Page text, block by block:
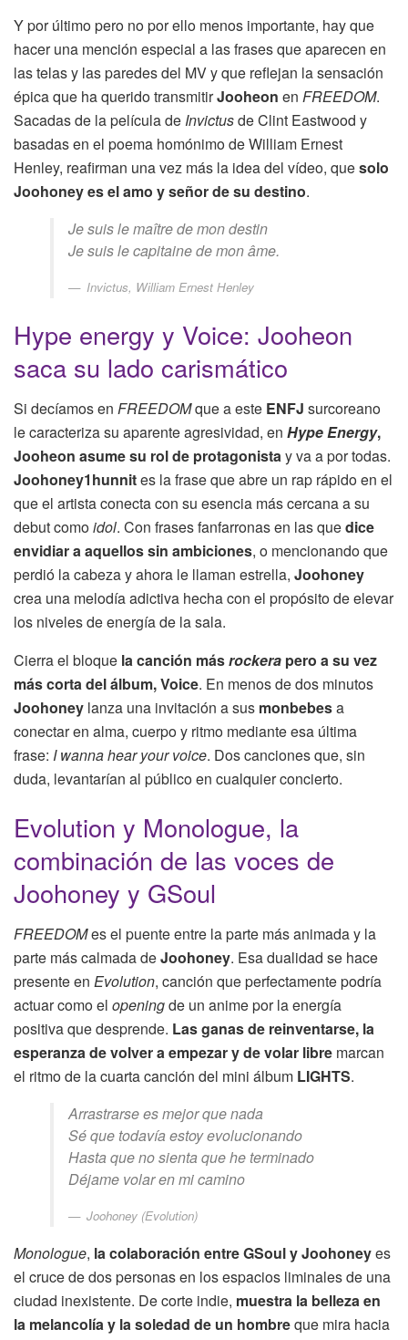
Y por último pero no por ello menos importante, hay que
hacer una mención especial a las frases que aparecen en
las telas y las paredes del MV y que reflejan la sensación
épica que ha querido transmitirJooheon en FREEDOM.
Sacadas de la película de Invictusde Clint Eastwood y
basadas en el poema homónimo de William Ernest
Henley, reafirman una vez más la idea del vídeo, quesolo
Joohoney es el amo y señor de su destino.
Je suis le maître de mon destin
Je suis le capitaine de mon âme.
Invictus, William Ernest Henley
Hype energy y Voice: Jooheon
saca su lado carismático
Si decíamos en FREEDOMque a este ENFJ surcoreano
le caracteriza su aparente agresividad, en Hype Energy,
Jooheon asume su rol de protagonistay va a por todas.
Joohoney1hunnites la frase que abre un rap rápido en el
que el artista conecta con su esencia más cercana a su
debut comoidol. Con frases fanfarronas en las quedice
envidiar a aquellos sin ambiciones, o mencionando que
perdió la cabeza y ahora le llaman estrella, Joohoney
crea una melodía adictiva hecha con el propósito de elevar
los niveles de energía de la sala.
Cierra el bloque la canción másrockera pero a su vez
más corta del álbum, Voice. En menos de dos minutos
Joohoney lanza una invitación a sus monbebesa
conectar en alma, cuerpo y ritmo mediante esa última
frase: I wanna hear your voice. Dos canciones que, sin
duda, levantarían al público en cualquier concierto.
Evolution y Monologue, la
combinación de las voces de
Joohoney y GSoul
FREEDOMes el puente entre la parte más animada y la
parte más calmada deJoohoney. Esa dualidad se hace
presente en Evolution, canción que perfectamente podría
actuar como el openingde un anime por la energía
positiva que desprende. Las ganas de reinventarse, la
esperanza de volver a empezar y de volar libre marcan
el ritmo de la cuarta canción del mini álbum LIGHTS.
Arrastrarse es mejor que nada
Sé que todavía estoy evolucionando
Hasta que no sienta que he terminado
Déjame volar en mi camino
Joohoney (Evolution)
Monologue, la colaboración entre GSoul y Joohoneyes
el cruce de dos personas en los espacios liminales de una
ciudad inexistente. De corte indie, muestra la belleza en
la melancolía y la soledad de un hombreque mira hacia